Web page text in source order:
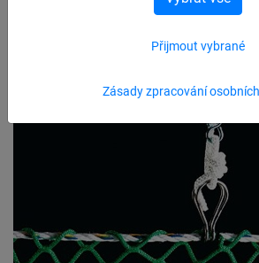
Zásady zpracování
Přijmout vybrané